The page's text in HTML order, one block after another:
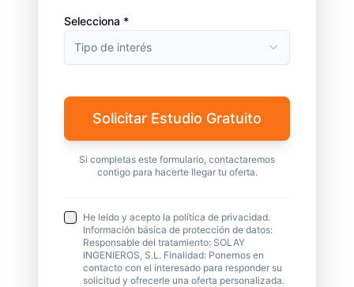
Selecciona *
Tipo de interés
Solicitar Estudio Gratuito
Si completas este formulario, contactaremos
contigo para hacerte llegar tu oferta.
He leído y acepto la política de privacidad.
Información básica de protección de datos:
Responsable del tratamiento: SOLAY
INGENIEROS, S.L. Finalidad: Ponernos en
contacto con el interesado para responder su
solicitud y ofrecerle una oferta personalizada.